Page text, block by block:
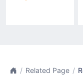
Related Page